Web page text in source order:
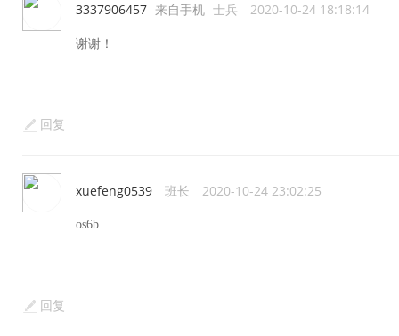
3337906457 来自手机 士兵 2020-10-24 18:18:14
谢谢！
回复
xuefeng0539 班长 2020-10-24 23:02:25
os6b
回复